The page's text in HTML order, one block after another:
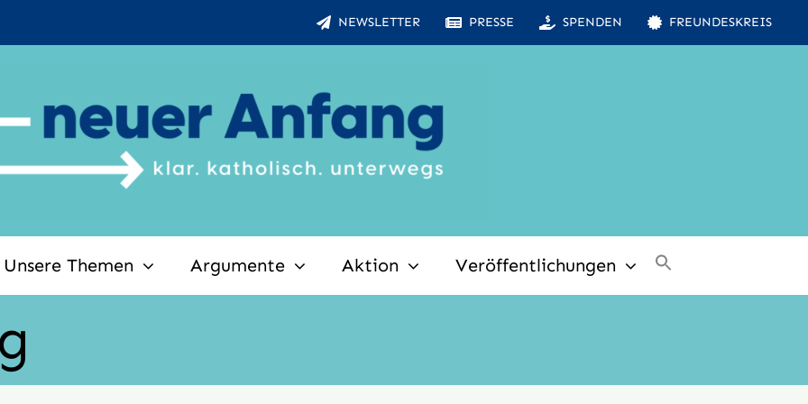
NEWSLETTER PRESSE SPENDEN FREUNDESKREIS
Unsere Themen Argumente Aktion Veröffentlichungen